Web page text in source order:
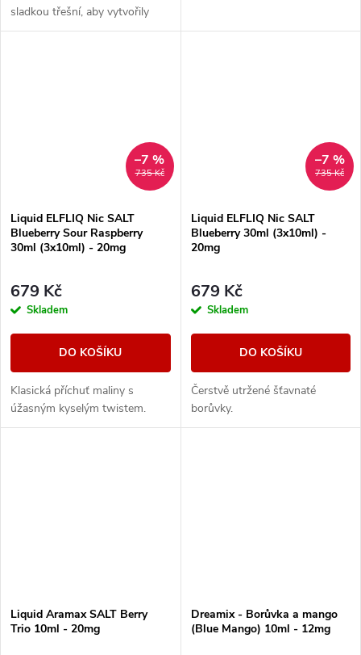
sladkou třešní, aby vytvořily
plnou a vyváženou ovocnou
735 Kč
–7 %
Liquid ELFLIQ Nic SALT
Blueberry Sour Raspberry
30ml (3x10ml) - 20mg
679 Kč
Skladem
DO KOŠÍKU
Klasická příchuť maliny s
úžasným kyselým twistem.
735 Kč
–7 %
Liquid ELFLIQ Nic SALT
Blueberry 30ml (3x10ml) -
20mg
679 Kč
Skladem
DO KOŠÍKU
Čerstvě utržené šťavnaté
borůvky.
Liquid Aramax SALT Berry
Trio 10ml - 20mg
Dreamix - Borůvka a mango
(Blue Mango) 10ml - 12mg